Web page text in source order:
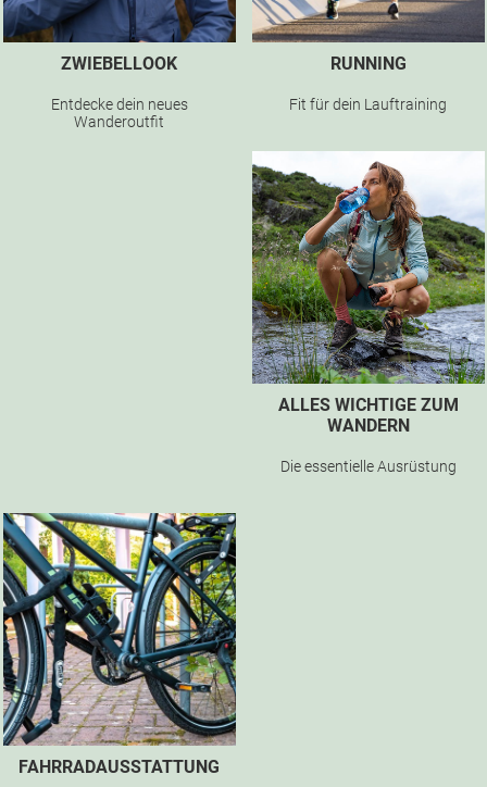
ZWIEBELLOOK
Entdecke dein neues
Wanderoutfit
RUNNING
Fit für dein Lauftraining
ALLES WICHTIGE ZUM
WANDERN
Die essentielle Ausrüstung
FAHRRADAUSSTATTUNG